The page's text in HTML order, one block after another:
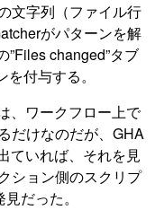
文字列（ファイル行
がパターンを解
changed”タブ
付与する。
、ワークフロー上で
だけなのだが、GHA
ていれば、それを見
ション側のスクリプ
だった。